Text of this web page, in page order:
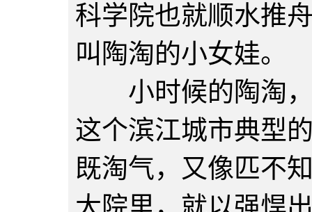
科学院也就顺水推
叫陶淘的小女娃。
小时候的陶淘，
这个滨江城市典型
既淘气，又像匹不